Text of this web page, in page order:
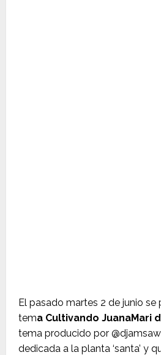
El pasado martes 2 de junio se
tema Cultivando JuanaMari
tema producido por
dedicada a la planta ‘santa’ y